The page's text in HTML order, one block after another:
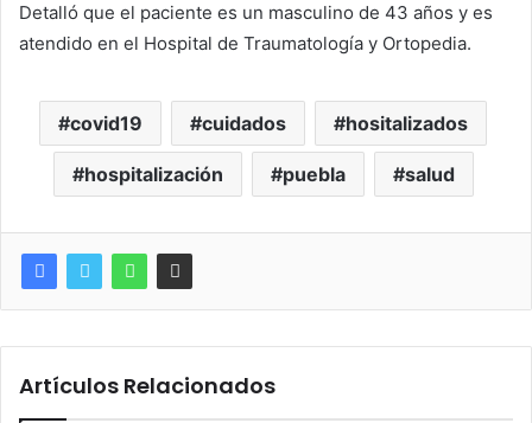
Detalló que el paciente es un masculino de 43 años y es
atendido en el Hospital de Traumatología y Ortopedia.
covid19 cuidados hositalizados
hospitalización puebla salud
Artículos Relacionados